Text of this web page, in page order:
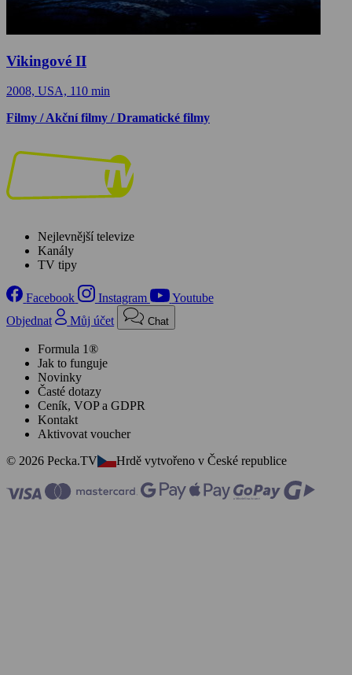
Vikingové II
2008, USA, 110 min
Filmy / Akční filmy / Dramatické filmy
Nejlevnější televize
Kanály
TV tipy
Facebook Instagram
Youtube
Objednat
Můj účet Chat
Formula 1®
Jak to funguje
Novinky
Časté dotazy
Ceník, VOP a GDPR
Kontakt
Aktivovat voucher
© 2026 Pecka.TV
Hrdě vytvořeno v České republice